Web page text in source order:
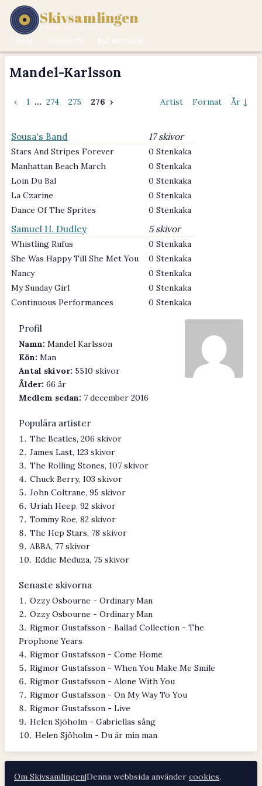
Skivsamlingen
MUSIK ÄR EN LIVSSTIL.
Mandel-Karlsson
‹ 1 ... 274 275 276 › Artist Format År ↓
Sousa's Band 17 skivor
Stars And Stripes Forever
0 Stenkaka
Manhattan Beach March
0 Stenkaka
Loin Du Bal
0 Stenkaka
La Czarine
0 Stenkaka
Dance Of The Sprites
0 Stenkaka
Samuel H. Dudley 5 skivor
Whistling Rufus
0 Stenkaka
She Was Happy Till She Met You
0 Stenkaka
Nancy
0 Stenkaka
My Sunday Girl
0 Stenkaka
Continuous Performances
0 Stenkaka
Profil
Namn: Mandel Karlsson
Kön: Man
Antal skivor: 5510 skivor
Ålder: 66 år
Medlem sedan: 7 december 2016
Populära artister
The Beatles, 206 skivor
James Last, 123 skivor
The Rolling Stones, 107 skivor
Chuck Berry, 103 skivor
John Coltrane, 95 skivor
Uriah Heep, 92 skivor
Tommy Roe, 82 skivor
The Hep Stars, 78 skivor
ABBA, 77 skivor
Eddie Meduza, 75 skivor
Senaste skivorna
Ozzy Osbourne - Ordinary Man
Ozzy Osbourne - Ordinary Man
Rigmor Gustafsson - Ballad Collection - The
Prophone Years
Rigmor Gustafsson - Come Home
Rigmor Gustafsson - When You Make Me Smile
Rigmor Gustafsson - Alone With You
Rigmor Gustafsson - On My Way To You
Rigmor Gustafsson - Live
Helen Sjöholm - Gabriellas sång
Helen Sjöholm - Du är min man
Om Skivsamlingen|Denna webbsida använder cookies.